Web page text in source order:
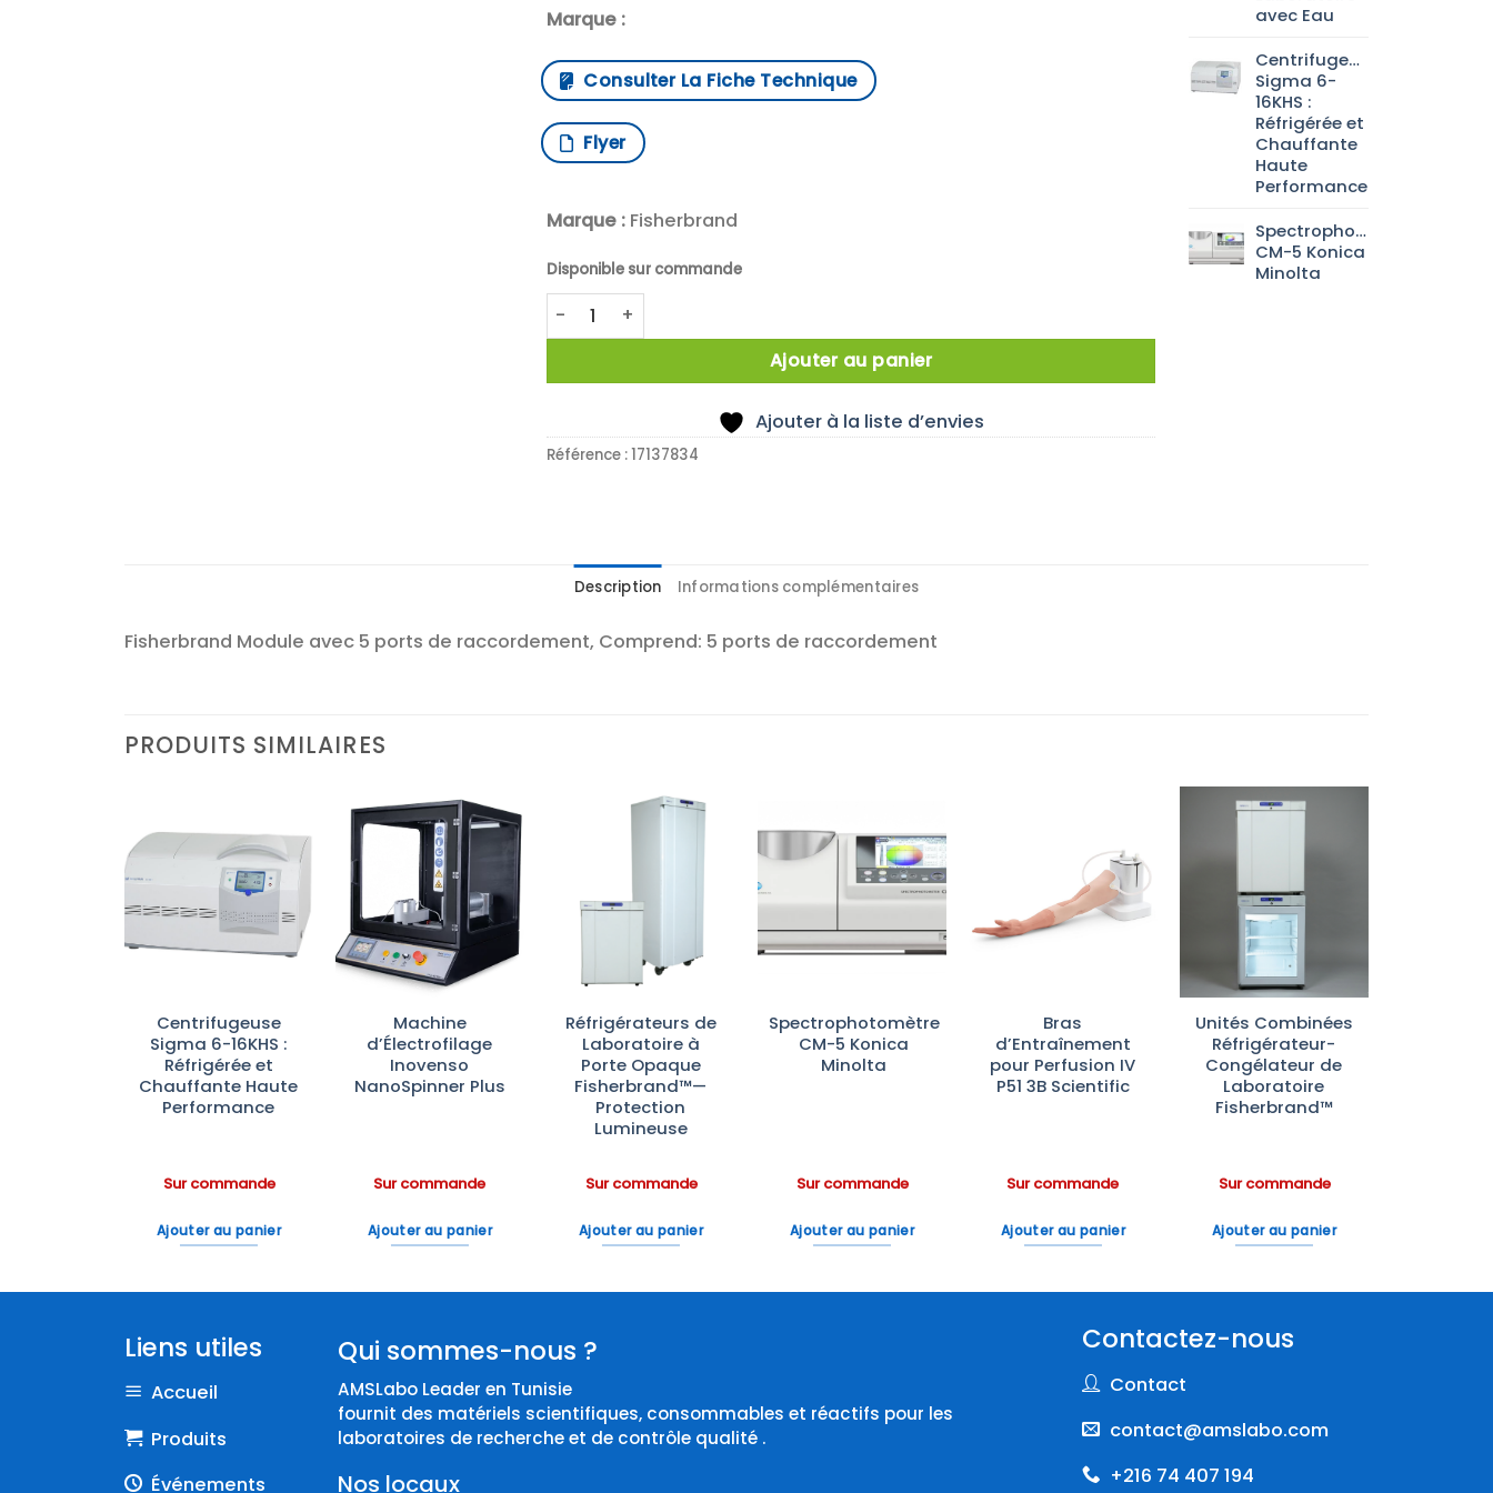
Marque :
Consulter La Fiche Technique
Flyer
Marque :Fisherbrand
Disponible sur commande
quantité de Module for 5 distributors,2 possible per level
Ajouter au panier
Ajouter à la liste d’envies
Référence :17137834
avec Eau
Centrifugeuse
Sigma 6-
16KHS :
Réfrigérée et
Chauffante
Haute
Performance
Spectrophotomètre
CM-5 Konica
Minolta
Description Informations complémentaires
Fisherbrand Module avec 5 ports de raccordement, Comprend: 5 ports de raccordement
PRODUITS SIMILAIRES
Ajouter
d’envies
Centrifugeuse
Sigma 6-16KHS :
Réfrigérée et
Chauffante Haute
Performance
Sur commande
Ajouter au panier
Ajouter
à la liste
d’envies
Machine
d’Électrofilage
Inovenso
NanoSpinner Plus
Sur commande
Ajouter au panier
Réfrigérateurs de
Laboratoire à
Porte Opaque
Fisherbrand™—
Protection
Lumineuse
Sur commande
Ajouter au panier
Ajouter
Spectrophotomètre
CM-5 Konica
Minolta
Sur commande
Ajouter au panier
Ajouter
à la liste
d’envies
Bras
d’Entraînement
pour Perfusion IV
P51 3B Scientific
Sur commande
Ajouter au panier
Ajouter
à la liste
Unités Combinées
Réfrigérateur-
Congélateur de
Laboratoire
Fisherbrand™
Sur commande
Ajouter au panier
Liens utiles
Accueil
Produits
Événements
Qui sommes-nous ?
AMSLabo Leader en Tunisie
fournit des matériels scientifiques, consommables et réactifs pour les
laboratoires de recherche et de contrôle qualité .
Nos locaux
Contactez-nous
Contact
contact@amslabo.com
+216 74 407 194